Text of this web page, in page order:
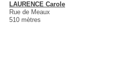
LAURENCE Carole
Rue de Meaux
510 mètres